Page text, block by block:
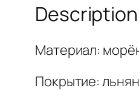
Description
Материал:
Покрытие: